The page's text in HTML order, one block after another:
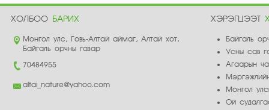
ХОЛБОО БАРИХ
Монгол улс, Говь-Алтай аймаг, Алтай хот,
Байгаль орчны газар
70484955
altai_nature@yahoo.com
ХЭРЭГЦЭЭТ
Байгаль
Усны сав
Агаарын
Монгол
Ой